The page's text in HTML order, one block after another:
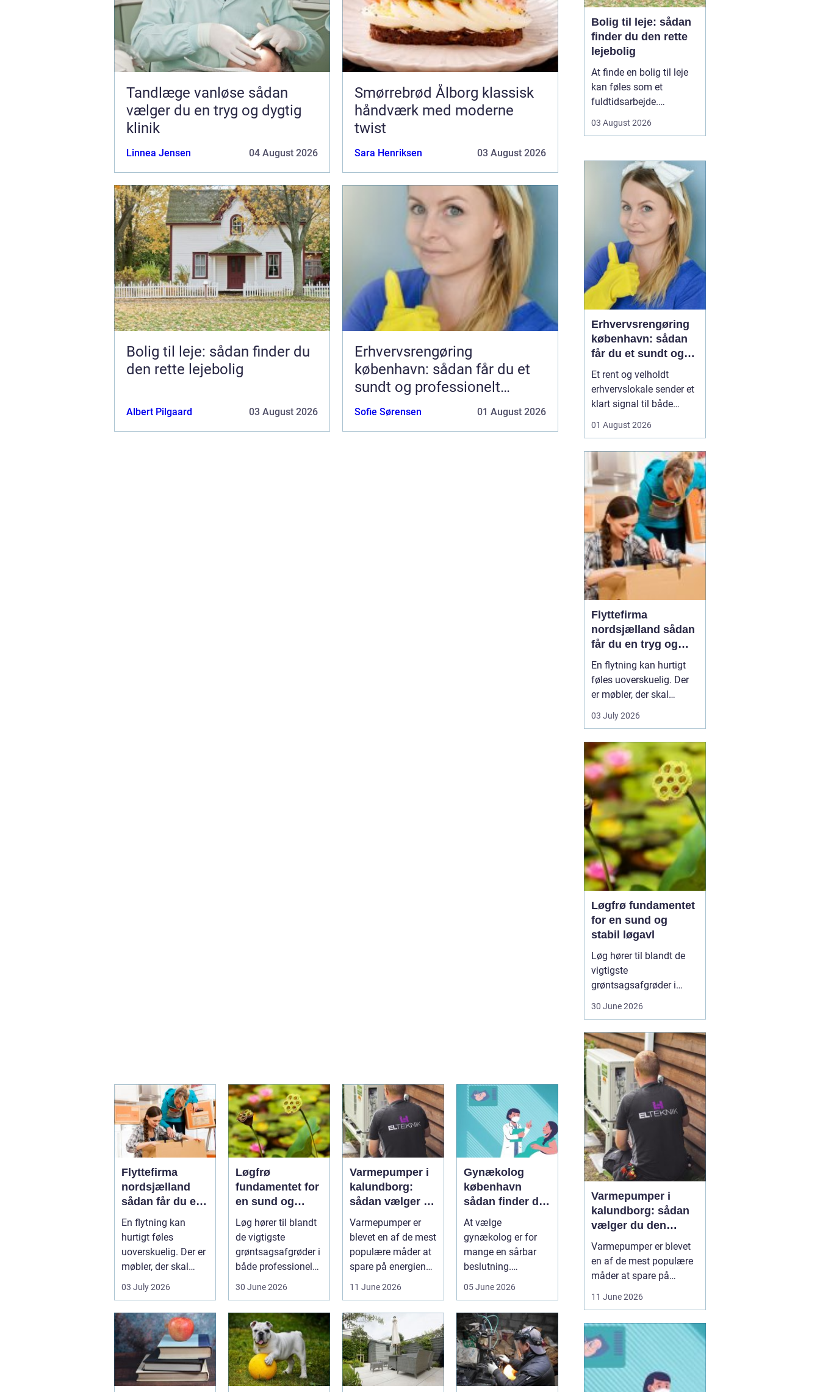
Tandlæge vanløse sådan
vælger du en tryg og dygtig
klinik
Linnea Jensen 04 August 2026
Smørrebrød Ålborg klassisk
håndværk med moderne
twist
Sara Henriksen 03 August 2026
Bolig til leje: sådan finder du
den rette lejebolig
Albert Pilgaard 03 August 2026
Erhvervsrengøring
københavn: sådan får du et
sundt og professionelt
arbejdsmiljø
Sofie Sørensen 01 August 2026
Flyttefirma
nordsjælland
sådan får du en
tryg og effektiv
flytning
En flytning kan
hurtigt føles
uoverskuelig. Der er
møbler, der skal
bæres, kasser der
skal pakkes, o...
03 July 2026
Løgfrø
fundamentet for
en sund og
stabil løgavl
Løg hører til blandt
de vigtigste
grøntsagsafgrøder i
både professionel
30 June 2026
Varmepumper i
kalundborg:
sådan vælger du
den rigtige
løsning
Varmepumper er
blevet en af de mest
populære måder at
spare på energien
11 June 2026
Gynækolog
københavn
sådan finder du
tryg og
professionel
hjælp
At vælge
gynækolog er for
mange en sårbar
beslutning.
foregår i intime...
05 June 2026
Bolig til leje: sådan
finder du den rette
lejebolig
At finde en bolig til leje
kan føles som et
fuldtidsarbejde.
priserne varierer, og det
gennemskue, hvad du
egentlig får for pengene.
Samtidig fylder
spørgsmål om
beliggenhed, ...
03 August 2026
Erhvervsrengøring
københavn: sådan
får du et sundt og
professionelt
arbejdsmiljø
Et rent og velholdt
erhvervslokale sender et
klart signal til både
Mange virksomheder i
først værdien af
professionel rengøring,
når støvniveauet stiger,
medarbejdere klager
over indeklimaet, eller
kunder kom...
01 August 2026
Flyttefirma
nordsjælland sådan
får du en tryg og
effektiv flytning
En flytning kan hurtigt
føles uoverskuelig. Der
er møbler, der skal
bæres, kasser der skal
pakkes, og ofte en stram
Mange i Nordsjælland
vælger derfor at bruge et
professionelt flyttefirma,
som kan tage sig af det
tunge arbej...
03 July 2026
Løgfrø fundamentet
for en sund og
stabil løgavl
Løg hører til blandt de
vigtigste
grøntsagsafgrøder i
ensartet løg ligger et
veludvikletLøgfrø, som
er tilpasset klima,
jordtype og
dyrkningssy...
30 June 2026
Varmepumper i
kalundborg: sådan
vælger du den
rigtige løsning
Varmepumper er blevet
en af de mest populære
måder at spare på
Kalundborg står over for
samme spørgsmål: Skal
vi skifte den gamle
varmekilde ud, og er en
11 June 2026